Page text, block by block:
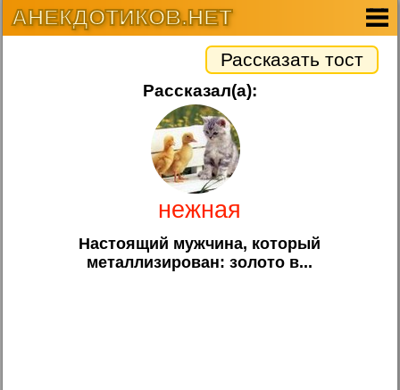
АНЕКДОТИКОВ.НЕТ
Рассказать тост
Рассказал(а):
нежная
Настоящий мужчина, который
металлизирован: золото в...